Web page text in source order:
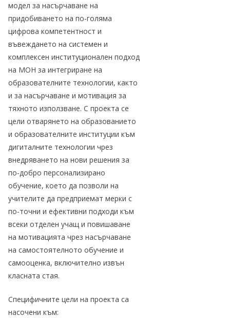
модел за насърчаване на
придобиването на по-голяма
цифрова компетентност и
въвеждането на системен и
комплексен институционален подход
на МОН за интегриране на
образователните технологии, както
и за насърчаване и мотивация за
тяхното използване. С проекта се
цели отварянето на образованието
и образователните институции към
дигиталните технологии чрез
внедряването на нови решения за
по-добро персонализирано
обучение, което да позволи на
учителите да предприемат мерки с
по-точни и ефективни подходи към
всеки отделен учащ и повишаване
на мотивацията чрез насърчаване
на самостоятелното обучение и
самооценка, включително извън
класната стая.
Специфичните цели на проекта са
насочени към: